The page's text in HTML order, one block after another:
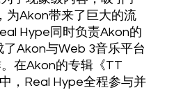
为Akon带来了巨大的流
Hype同时负责Akon的
Akon与Web 3音乐平台
在Akon的专辑《TT
，Real Hype全程参与并